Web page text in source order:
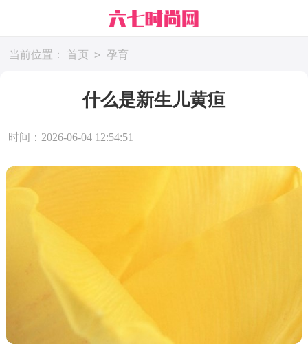
当前位置： 首页 > 孕育
什么是新生儿黄疸
时间：2026-06-04 12:54:51